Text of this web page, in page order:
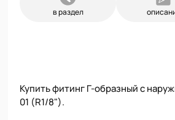
в раздел
Купить фитинг Г-образный с
01 (R1/8").